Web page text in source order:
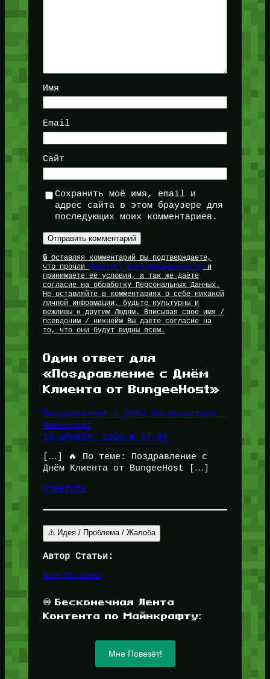
Имя
Email
Сайт
Сохранить моё имя, email и
адрес сайта в этом браузере для
последующих моих комментариев.
🔒 Оставляя комментарий Вы подтверждаете,
что прочли Политику Конфиденциальностии
принимаете её условия, а так же даёте
согласие на обработку Персональных Данных.
Не оставляйте в комментариях о себе никакой
личной информации, будьте культурны и
вежливы к другим Людям. Вписывая своё имя /
псевдоним / никнейм Вы даёте согласие на
то, что они будут видны всем.
Один ответ для
«Поздравление с Днём
Клиента от BungeeHost»
Поздравление с Днём Космонавтики —
Майнкрафт
13 апреля, 2026 в 17:08
[…] 🔥 По теме: Поздравление с
Днём Клиента от BungeeHost […]
Ответить
⚠️ Идея / Проблема / Жалоба
Автор Статьи:
Пётр for_users
♾️ Бесконечная Лента
Контента по Майнкрафту:
Мне Повезёт!